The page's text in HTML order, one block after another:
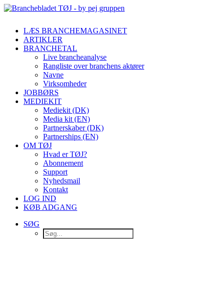
LÆS BRANCHEMAGASINET
ARTIKLER
BRANCHETAL
Live brancheanalyse
Rangliste over branchens aktører
Navne
Virksomheder
JOBBØRS
MEDIEKIT
Mediekit (DK)
Media kit (EN)
Partnerskaber (DK)
Partnerships (EN)
OM TØJ
Hvad er TØJ?
Abonnement
Support
Nyhedsmail
Kontakt
LOG IND
KØB ADGANG
SØG